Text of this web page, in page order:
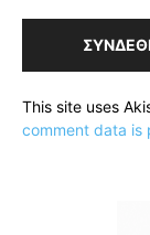
This site uses
comment data is